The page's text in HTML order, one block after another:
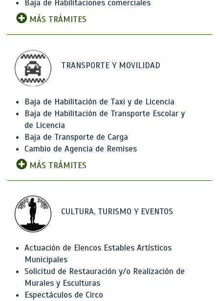
Baja de Habilitaciones comerciales
MÁS TRÁMITES
TRANSPORTE Y MOVILIDAD
Baja de Habilitación de Taxi y de Licencia
Baja de Habilitación de Transporte Escolar y
de Licencia
Baja de Transporte de Carga
Cambio de Agencia de Remises
MÁS TRÁMITES
CULTURA, TURISMO Y EVENTOS
Actuación de Elencos Estables Artísticos
Municipales
Solicitud de Restauración y/o Realización de
Murales y Esculturas
Espectáculos de Circo